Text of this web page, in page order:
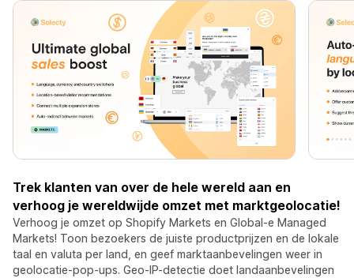
Trek klanten van over de hele wereld aan en
verhoog je wereldwijde omzet met marktgeolocatie!
Verhoog je omzet op Shopify Markets en Global-e Managed
Markets! Toon bezoekers de juiste productprijzen en de lokale
taal en valuta per land, en geef marktaanbevelingen weer in
geolocatie-pop-ups. Geo-IP-detectie doet landaanbevelingen